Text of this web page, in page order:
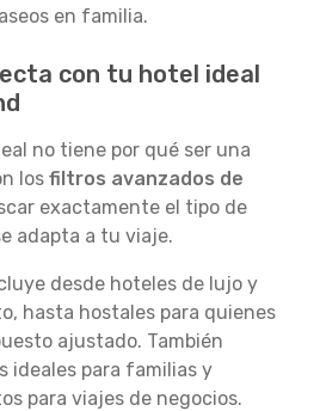
en familia.
con tu hotel ideal
no tiene por qué ser una
los filtros avanzados de
exactamente el tipo de
adapta a tu viaje.
desde hoteles de lujo y
hasta hostales para quienes
ajustado. También
ideales para familias y
para viajes de negocios.